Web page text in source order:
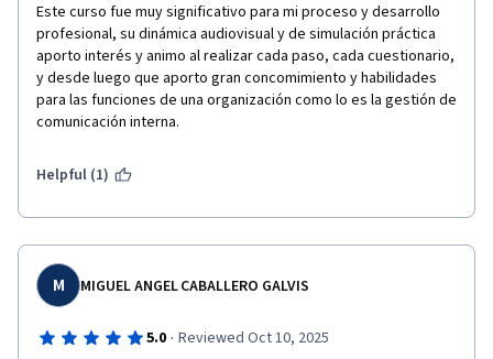
Este curso fue muy significativo para mi proceso y desarrollo
profesional, su dinámica audiovisual y de simulación práctica
aporto interés y animo al realizar cada paso, cada cuestionario,
y desde luego que aporto gran concomimiento y habilidades
para las funciones de una organización como lo es la gestión de
comunicación interna.
Helpful (1)
M MIGUEL ANGEL CABALLERO GALVIS
5.0 · Reviewed Oct 10, 2025